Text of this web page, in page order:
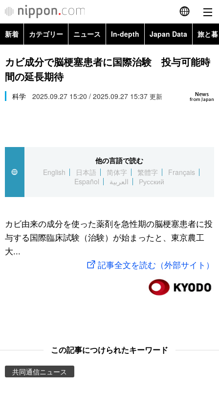
English
简体字
Русский
カテゴリー
経済・ビジネス
国際
文化
トップ
アーカイブ
In-depth
Japan Data
動画/Live
People
新着 カテゴリー ニュース In-depth Japan Data 旅と
政治・外交
経済・ビジネス
スポーツ・東京2020
Topics
カビ成分で脳梗塞患者に国際治験 投与可能時
間の延長期待
News
from Japan
科学 2025.09.27 15:20 / 2025.09.27 15:37 更新
他の言語で読む
English
日本語 简体字 繁體字
Français
Español
العربية Русский
カビ由来の成分を使った薬剤を急性期の脳梗塞患者に投
与する国際臨床試験（治験）が始まったと、東京農工
大...
記事全文を読む（外部サイト）
この記事につけられたキーワード
共同通信ニュース